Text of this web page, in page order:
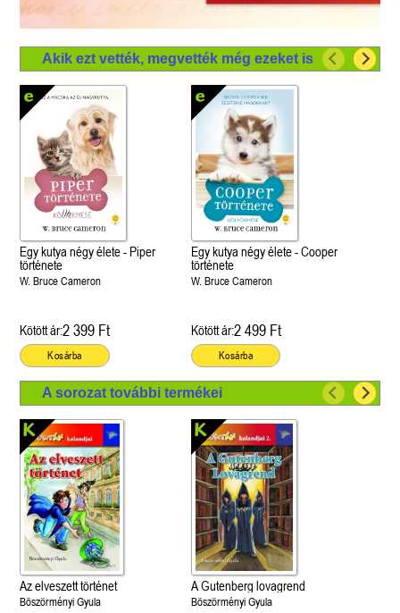
Akik ezt vették, megvették még ezeket is
Egy kutya négy élete - Piper
története
W. Bruce Cameron
Kötött ár:2 399 Ft
Kosárba
Egy kutya négy élete - Cooper
története
W. Bruce Cameron
Kötött ár:2 499 Ft
Kosárba
A sorozat további termékei
Az elveszett történet
Böszörményi Gyula
A Gutenberg lovagrend
Böszörményi Gyula